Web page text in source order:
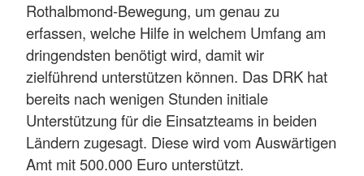
Rothalbmond-Bewegung, um genau zu
erfassen, welche Hilfe in welchem Umfang am
dringendsten benötigt wird, damit wir
zielführend unterstützen können. Das DRK hat
bereits nach wenigen Stunden initiale
Unterstützung für die Einsatzteams in beiden
Ländern zugesagt. Diese wird vom Auswärtigen
Amt mit 500.000 Euro unterstützt.